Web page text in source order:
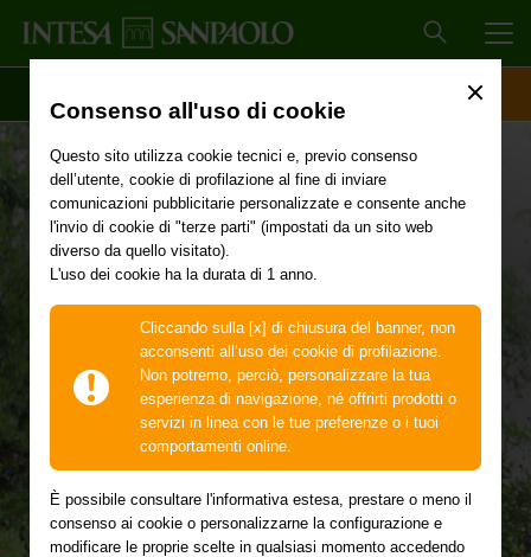
Consenso all'uso di cookie
Questo sito utilizza cookie tecnici e, previo consenso
dell’utente, cookie di profilazione al fine di inviare
comunicazioni pubblicitarie personalizzate e consente anche
l'invio di cookie di "terze parti" (impostati da un sito web
diverso da quello visitato).
L'uso dei cookie ha la durata di 1 anno.
Cliccando sulla [x] di chiusura del banner, non
acconsenti all’uso dei cookie di profilazione.
Non potremo, perciò, personalizzare la tua
esperienza di navigazione, né offrirti prodotti o
servizi in linea con le tue preferenze o i tuoi
comportamenti online.
È possibile consultare l'informativa estesa, prestare o meno il
consenso ai cookie o personalizzarne la configurazione e
modificare le proprie scelte in qualsiasi momento accedendo
Sosteniamo il futuro
Lavoriamo ogni giorno per supportare concretamente le
madri lavoratrici e gli studenti di ogni età.